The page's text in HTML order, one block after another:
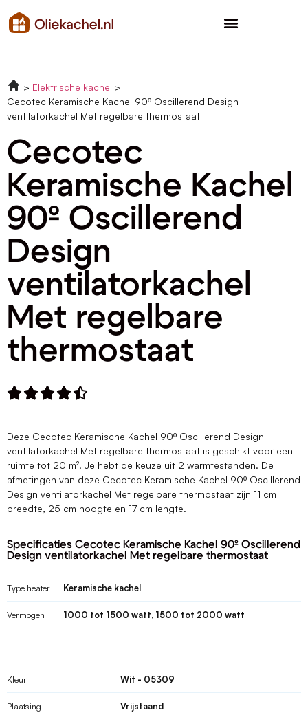
Elektrische kachel
Cecotec Keramische Kachel 90º Oscillerend Design
ventilatorkachel Met regelbare thermostaat
Cecotec
Keramische Kachel
90º Oscillerend
Design
ventilatorkachel
Met regelbare
thermostaat

Deze Cecotec Keramische Kachel 90º Oscillerend Design
ventilatorkachel Met regelbare thermostaat is geschikt voor een
ruimte tot 20 m². Je hebt de keuze uit 2 warmtestanden. De
afmetingen van deze Cecotec Keramische Kachel 90º Oscillerend
Design ventilatorkachel Met regelbare thermostaat zijn 11 cm
breedte, 25 cm hoogte en 17 cm lengte.
Specificaties Cecotec Keramische Kachel 90º Oscillerend
Design ventilatorkachel Met regelbare thermostaat
Type heater Keramische kachel
Vermogen 1000 tot 1500 watt, 1500 tot 2000 watt
Kleur Wit - 05309
Plaatsing Vrijstaand